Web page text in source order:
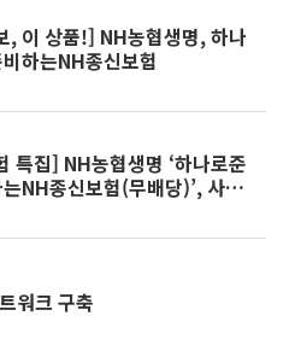
이 상품!] NH농협생명, 하나
하는NH종신보험
특집] NH농협생명 ‘하나로준
NH종신보험(무배당)’, 사망·
워크 구축